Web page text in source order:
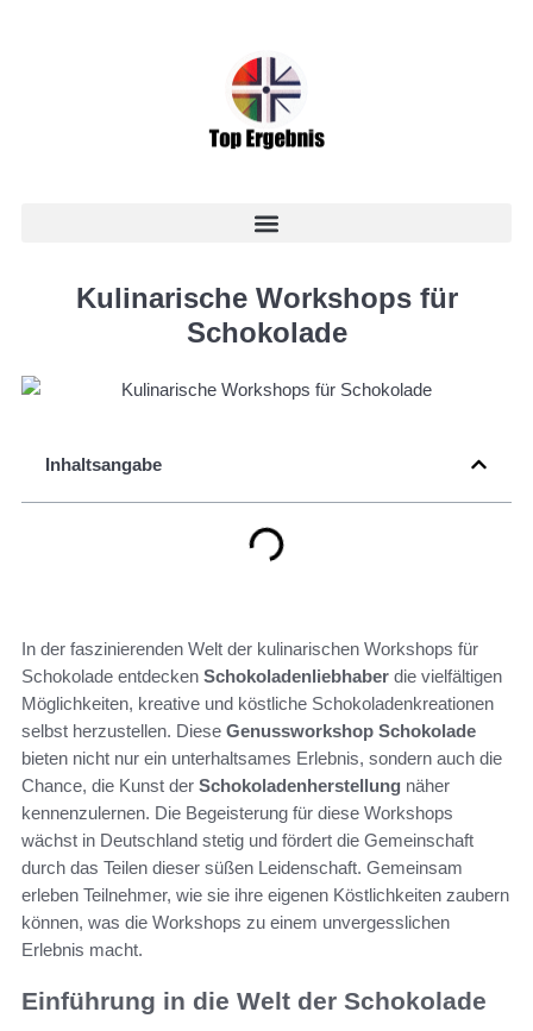
Kulinarische Workshops für
Schokolade
Inhaltsangabe
In der faszinierenden Welt der kulinarischen Workshops für
Schokolade entdecken Schokoladenliebhaber die vielfältigen
Möglichkeiten, kreative und köstliche Schokoladenkreationen
selbst herzustellen. Diese Genussworkshop Schokolade
bieten nicht nur ein unterhaltsames Erlebnis, sondern auch die
Chance, die Kunst der Schokoladenherstellung näher
kennenzulernen. Die Begeisterung für diese Workshops
wächst in Deutschland stetig und fördert die Gemeinschaft
durch das Teilen dieser süßen Leidenschaft. Gemeinsam
erleben Teilnehmer, wie sie ihre eigenen Köstlichkeiten zaubern
können, was die Workshops zu einem unvergesslichen
Erlebnis macht.
Einführung in die Welt der Schokolade